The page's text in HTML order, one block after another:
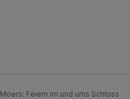
Moers: Feiern im und ums Schloss